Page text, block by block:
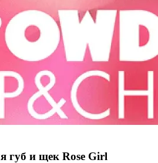
губ и щек Rose Girl